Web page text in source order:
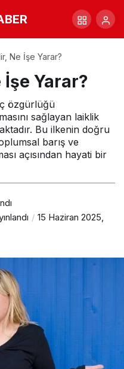
Ne İşe Yarar?
Yarar?
özgürlüğü
sağlayan laiklik
Bu ilkenin doğru
barış ve
açısından hayati bir
15 Haziran 2025,